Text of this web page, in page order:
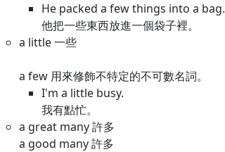
He packed a few things into a bag.
他把一些東西放進一個袋子裡。
a little 一些
a few 用來修飾不特定的不可數名詞。
I'm a little busy.
我有點忙。
a great many 許多
a good many 許多